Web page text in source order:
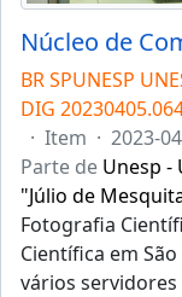
Núcleo de
BR SPUNESP
DIG
· Item · 2023-
Parte de Unesp -
"Júlio de
Fotografia
Científica em
vários